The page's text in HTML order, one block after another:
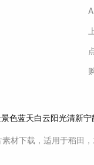
景色蓝天白云阳光清新宁
素材下载，适用于稻田